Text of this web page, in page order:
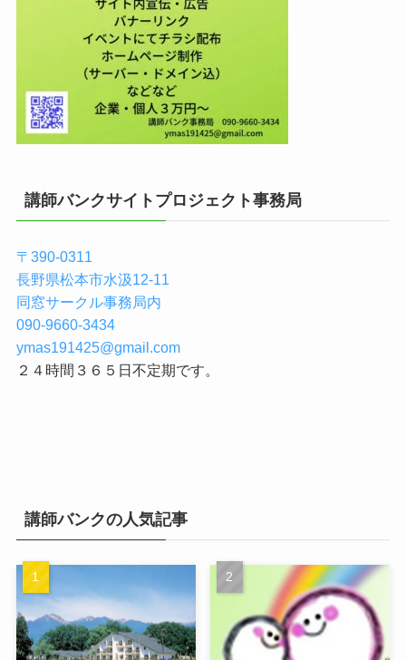
講師バンクサイトプロジェクト事務局
〒390-0311
長野県松本市水汲12-11
同窓サークル事務局内
090-9660-3434
ymas191425@gmail.com
２４時間３６５日不定期です。
講師バンクの人気記事